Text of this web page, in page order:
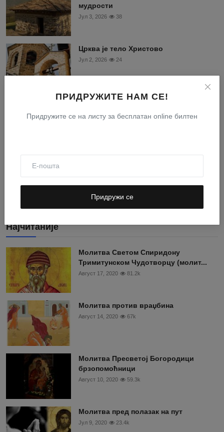
ПРИДРУЖИТЕ НАМ СЕ!
Придружите се на листу за бесплатан online билтен
Придружи се
мудрости
Јул 3, 2026 38
Црква је тело Христово
Јул 2, 2026 24
Instagram
Најчитаније
Moлитва Светом Спиридону
Тримитунском Чудотворцу (молит...
Август 17, 2020 81.2k
Молитва против враџбина
Август 14, 2020 67k
Молитва Пресветој Богородици
брзопомоћници
Август 10, 2020 59.3k
Молитва пред полазак на пут
Јул 9, 2020 23.4k